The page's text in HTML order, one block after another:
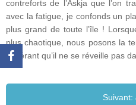
contreforts de l’Askja que l’on
avec la fatigue, je confonds un
plus grand de toute l’île !
plus chaotique, nous posons la
espérant qu’il ne se réveille pas
Suivant: